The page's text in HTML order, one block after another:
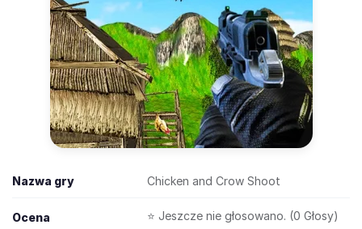
Nazwa gry Chicken and Crow Shoot
Ocena ⭐ Jeszcze nie głosowano. (0 Głosy)